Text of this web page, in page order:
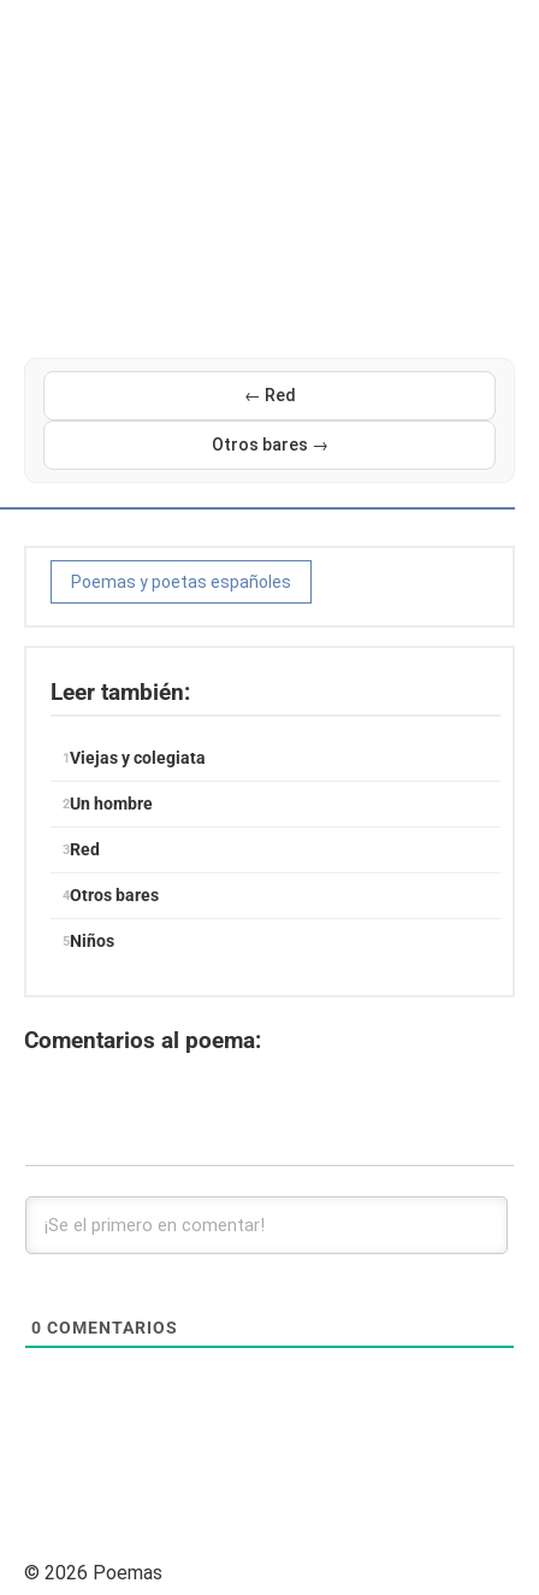
← Red
Otros bares →
Poemas y poetas españoles
Leer también:
Viejas y colegiata
Un hombre
Red
Otros bares
Niños
Comentarios al poema:
0 COMENTARIOS
© 2026 Poemas